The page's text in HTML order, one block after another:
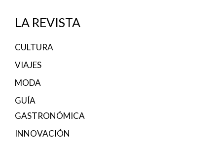
LA REVISTA
CULTURA
VIAJES
MODA
GUÍA
GASTRONÓMICA
INNOVACIÓN